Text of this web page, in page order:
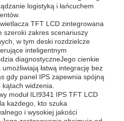
logistyką i łańcuchem
TFT LCD zintegrowana
szeroki zakres scenariuszy
w tym deski rozdzielcze
inteligentnym
diagnostyczneJego cienkie
łatwą integrację bez
gdy panel IPS zapewnia spójną
widzenia.
moduł ILI9341 IPS TFT LCD
każdego, kto szuka
i wysokiej jakości